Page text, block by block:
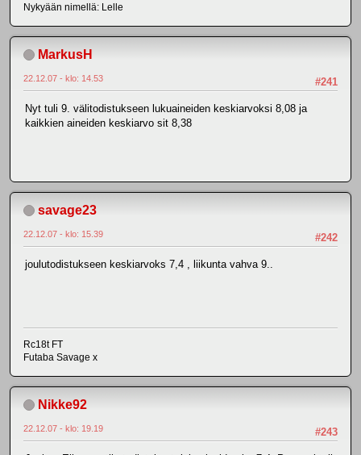
Nykyään nimellä: Lelle
MarkusH
#241
22.12.07 - klo: 14.53
Nyt tuli 9. välitodistukseen lukuaineiden keskiarvoksi 8,08 ja
kaikkien aineiden keskiarvo sit 8,38
savage23
#242
22.12.07 - klo: 15.39
joulutodistukseen keskiarvoks 7,4 , liikunta vahva 9..
Rc18t FT
Futaba Savage x
Nikke92
#243
22.12.07 - klo: 19.19